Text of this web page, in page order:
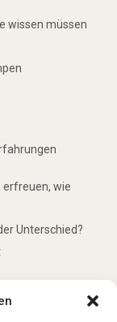
wissen müssen
erfreuen, wie
Unterschied?
haben sollte